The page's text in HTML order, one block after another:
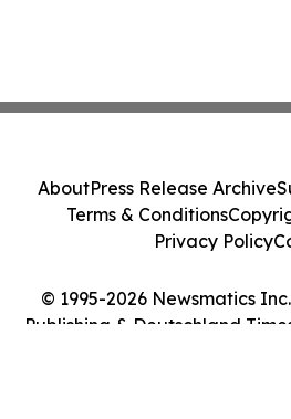
© 1995-2026 Newsmatics
Publishing & Deutschland
AboutPress Release Archive
Terms & Conditions
Privacy Policy